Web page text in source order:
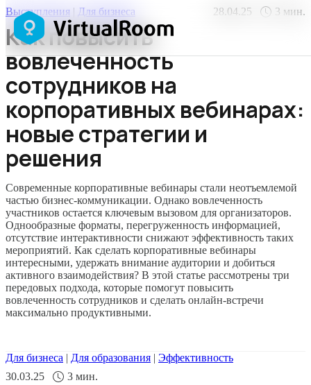
Выступления | Для бизнеса 28.04.25 3 мин.
Как повысить
вовлеченность
сотрудников на
корпоративных вебинарах:
новые стратегии и
решения
Современные корпоративные вебинары стали неотъемлемой
частью бизнес-коммуникации. Однако вовлеченность
участников остается ключевым вызовом для организаторов.
Однообразные форматы, перегруженность информацией,
отсутствие интерактивности снижают эффективность таких
мероприятий. Как сделать корпоративные вебинары
интересными, удержать внимание аудитории и добиться
активного взаимодействия? В этой статье рассмотрены три
передовых подхода, которые помогут повысить
вовлеченность сотрудников и сделать онлайн-встречи
максимально продуктивными.
Для бизнеса | Для образования | Эффективность
30.03.25
3 мин.